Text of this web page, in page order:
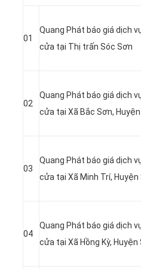
01
Quang Phát báo giá dịch
cửa tại Thị trấn Sóc Sơn
02
Quang Phát báo giá dịch
cửa tại Xã Bắc Sơn,
03
Quang Phát báo giá dịch
cửa tại Xã Minh Trí, Huyện
04
Quang Phát báo giá dịch
cửa tại Xã Hồng Kỳ, Huyện